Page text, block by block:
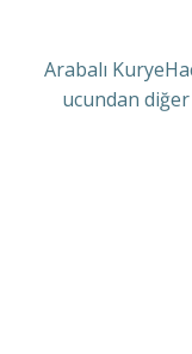
Arabalı
ucundan